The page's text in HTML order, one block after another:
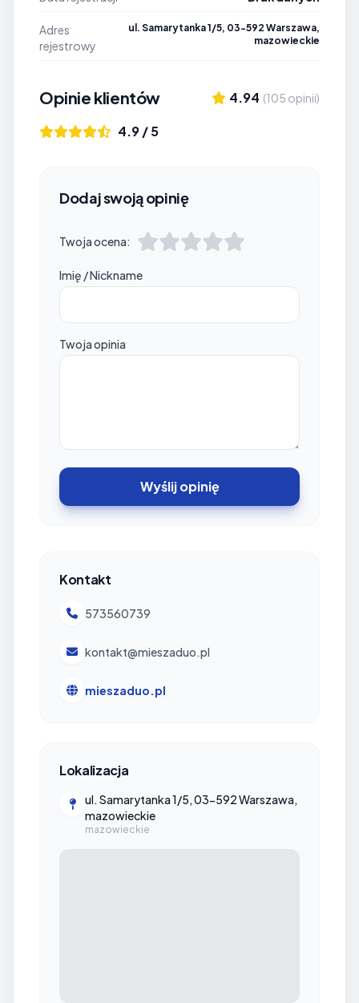
Adres
rejestrowy
ul. Samarytanka 1/5, 03-592 Warszawa,
mazowieckie
Opinie klientów 4.94 (105 opinii)
4.9 / 5
Dodaj swoją opinię
Twoja ocena:
Imię / Nickname
Twoja opinia
Wyślij opinię
Kontakt
573560739
kontakt@mieszaduo.pl
mieszaduo.pl
Lokalizacja
ul. Samarytanka 1/5, 03-592 Warszawa,
mazowieckie
mazowieckie